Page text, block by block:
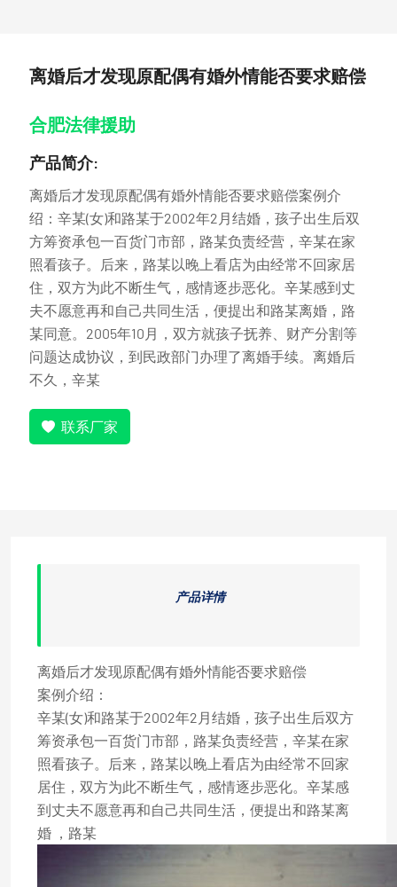
离婚后才发现原配偶有婚外情能否要求赔偿
合肥法律援助
产品简介:
离婚后才发现原配偶有婚外情能否要求赔偿案例介
绍：辛某(女)和路某于2002年2月结婚，孩子出生后双
方筹资承包一百货门市部，路某负责经营，辛某在家
照看孩子。后来，路某以晚上看店为由经常不回家居
住，双方为此不断生气，感情逐步恶化。辛某感到丈
夫不愿意再和自己共同生活，便提出和路某离婚，路
某同意。2005年10月，双方就孩子抚养、财产分割等
问题达成协议，到民政部门办理了离婚手续。离婚后
不久，辛某
联系厂家
产品详情
离婚后才发现原配偶有婚外情能否要求赔偿
案例介绍：
辛某(女)和路某于2002年2月结婚，孩子出生后双方
筹资承包一百货门市部，路某负责经营，辛某在家
照看孩子。后来，路某以晚上看店为由经常不回家
居住，双方为此不断生气，感情逐步恶化。辛某感
到丈夫不愿意再和自己共同生活，便提出和路某离
婚 ，路某